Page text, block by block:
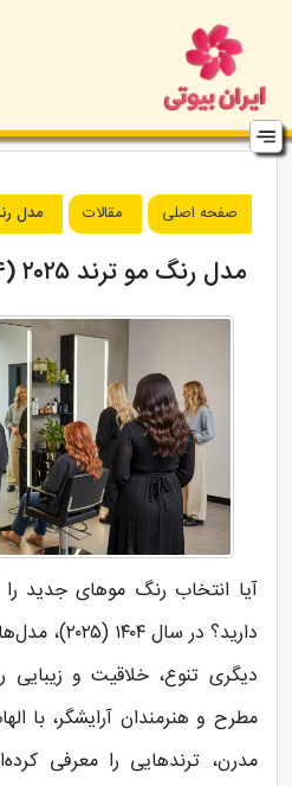
صفحه اصلی مقالات مدل رنگ
مدل رنگ مو ترند ۲۰۲۵ (۱۴۰۴)
آیا انتخاب رنگ موهای جدید
دارید؟ در
دیگری تنوع، خلاقیت و زیبایی
مطرح و هنرمندان آرایشگر، با
مدرن، ترندهایی را معرفی